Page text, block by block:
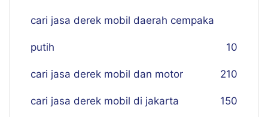
cari jasa derek mobil daerah cempaka
putih 10
cari jasa derek mobil dan motor 210
cari jasa derek mobil di jakarta 150